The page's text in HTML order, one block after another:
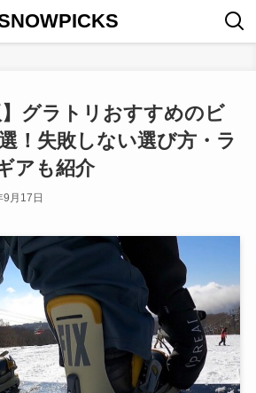
】グラトリおすすめのビ
！失敗しない選び方・ラ
アも紹介
月17日